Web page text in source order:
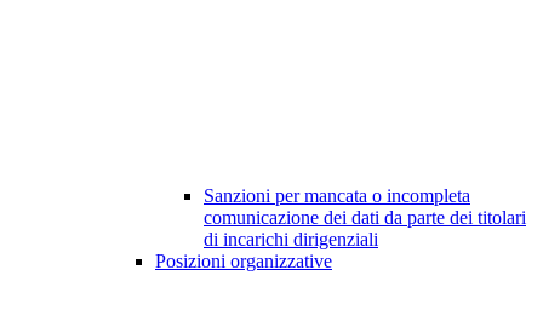
Sanzioni per mancata o incompleta
comunicazione dei dati da parte dei titolari
di incarichi dirigenziali
Posizioni organizzative